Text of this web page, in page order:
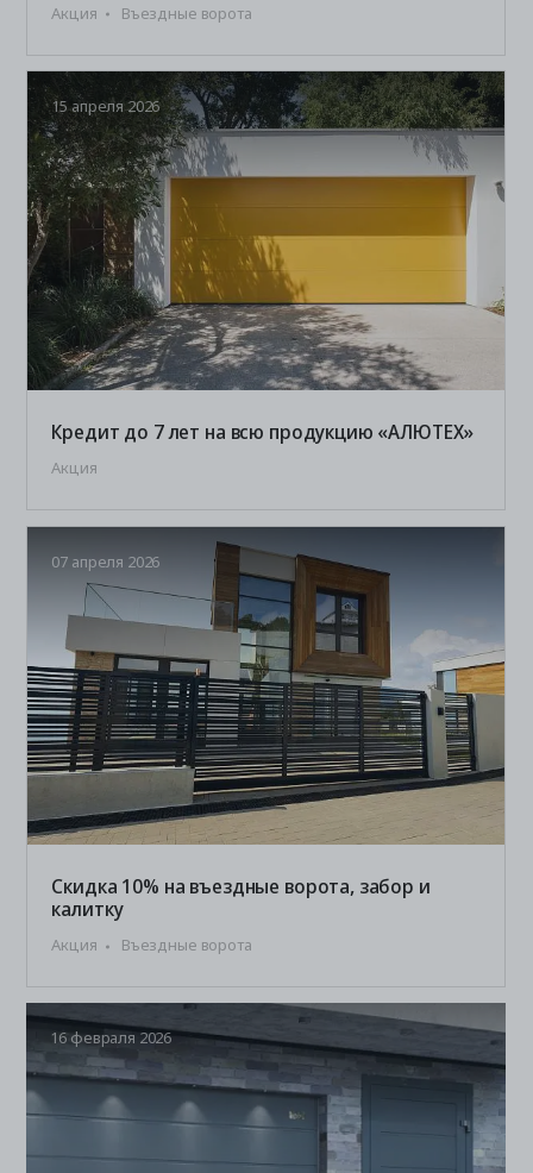
Акция Въездные ворота
Кредит до 7 лет на всю продукцию «АЛЮТЕХ»
Акция
15 апреля 2026
Скидка 10% на въездные ворота, забор и
калитку
Акция Въездные ворота
07 апреля 2026
16 февраля 2026